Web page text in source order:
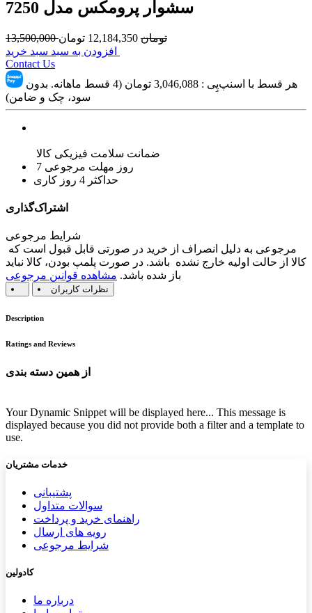
سشوار پرومکس مدل 7250
13,500,000 تومان 12,184,350 تومان
Contact Us
هر قسط با اسنپ‌پِی : 3,046,088
تومان (4 قسط ماهانه. بدون
سود، چک و ضامن)
ضمانت سلامت فیزیکی کالا
7 روز مهلت مرجوعی
حداکثر 4 روز کاری
اشتراک‌گذاری
شرایط مرجوعی
کالا از حالت اولیه خارج نشده باشد. در صورت پلمپ بودن، کالا نباید
باز شده باشد. مشاهده قوانین مرجوعی
نظرات کاربران
Description
Ratings and Reviews
از همین دسته بندی
Your Dynamic Snippet will be displayed here... This message is
displayed because you did not provide both a filter and a template to
use.
خدمات مشتریان
پشتیب​​انی
سوالات متداول
راهنمای خرید و پرداخت
رویه های ارسال
شرایط مرجوعی
کادولین
درباره ما